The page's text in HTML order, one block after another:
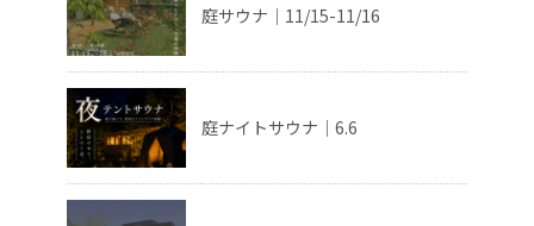
庭サウナ｜11/15-11/16
庭ナイトサウナ｜6.6